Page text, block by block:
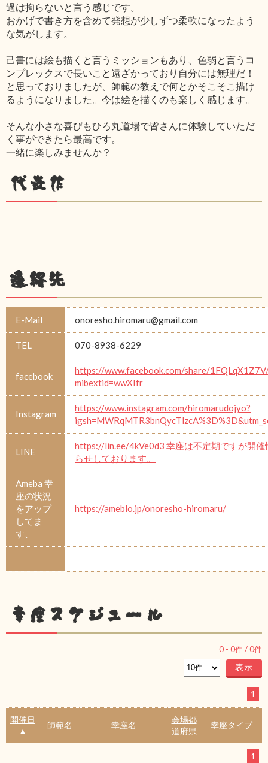
過は拘らないと言う感じです。
おかげで書き方を含めて発想が少しずつ柔軟になったよう
な気がします。
己書には絵も描くと言うミッションもあり、色弱と言うコ
ンプレックスで長いこと遠ざかっており自分には無理だ！
と思っておりましたが、師範の教えで何とかそこそこ描け
るようになりました。今は絵を描くのも楽しく感じます。
そんな小さな喜びもひろ丸道場で皆さんに体験していただ
く事ができたら最高です。
一緒に楽しみませんか？
代表作
連絡先
E-Mail onoresho.hiromaru@gmail.com
TEL 070-8938-6229
facebook
https://www.facebook.com/share/
mibextid=wwXIfr
Instagram
https://www.instagram.com/hiromarudojyo?
LINE
https://lin.ee/4kVe0d3 幸座は不定期ですが開催
らせしております。
Ameba 幸
座の状況
をアップ
してま
す、
https://ameblo.jp/onoresho-hiromaru/
幸座スケジュール
0 - 0件 /0件
1
開催日
▲
師範名 幸座名
会場都
道府県
幸座タイプ
1